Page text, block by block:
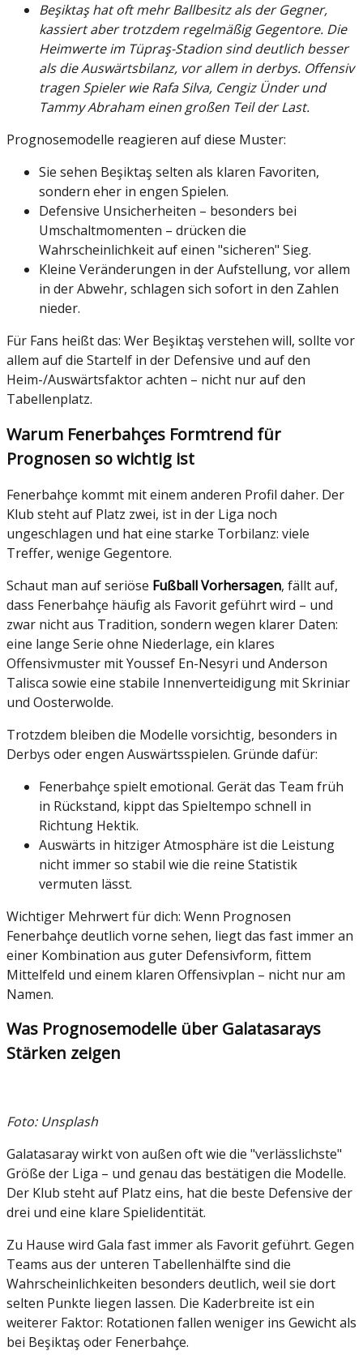
Beşiktaş hat oft mehr Ballbesitz als der Gegner,
kassiert aber trotzdem regelmäßig Gegentore. Die
Heimwerte im Tüpraş-Stadion sind deutlich besser
als die Auswärtsbilanz, vor allem in derbys. Offensiv
tragen Spieler wie Rafa Silva, Cengiz Ünder und
Tammy Abraham einen großen Teil der Last.
Prognosemodelle reagieren auf diese Muster:
Sie sehen Beşiktaş selten als klaren Favoriten,
sondern eher in engen Spielen.
Defensive Unsicherheiten – besonders bei
Umschaltmomenten – drücken die
Wahrscheinlichkeit auf einen "sicheren" Sieg.
Kleine Veränderungen in der Aufstellung, vor allem
in der Abwehr, schlagen sich sofort in den Zahlen
nieder.
Für Fans heißt das: Wer Beşiktaş verstehen will, sollte vor
allem auf die Startelf in der Defensive und auf den
Heim-/Auswärtsfaktor achten – nicht nur auf den
Tabellenplatz.
Warum Fenerbahçes Formtrend für
Prognosen so wichtig ist
Fenerbahçe kommt mit einem anderen Profil daher. Der
Klub steht auf Platz zwei, ist in der Liga noch
ungeschlagen und hat eine starke Torbilanz: viele
Treffer, wenige Gegentore.
Schaut man auf seriöse Fußball Vorhersagen, fällt auf,
dass Fenerbahçe häufig als Favorit geführt wird – und
zwar nicht aus Tradition, sondern wegen klarer Daten:
eine lange Serie ohne Niederlage, ein klares
Offensivmuster mit Youssef En-Nesyri und Anderson
Talisca sowie eine stabile Innenverteidigung mit Skriniar
und Oosterwolde.
Trotzdem bleiben die Modelle vorsichtig, besonders in
Derbys oder engen Auswärtsspielen. Gründe dafür:
Fenerbahçe spielt emotional. Gerät das Team früh
in Rückstand, kippt das Spieltempo schnell in
Richtung Hektik.
Auswärts in hitziger Atmosphäre ist die Leistung
nicht immer so stabil wie die reine Statistik
vermuten lässt.
Wichtiger Mehrwert für dich: Wenn Prognosen
Fenerbahçe deutlich vorne sehen, liegt das fast immer an
einer Kombination aus guter Defensivform, fittem
Mittelfeld und einem klaren Offensivplan – nicht nur am
Namen.
Was Prognosemodelle über Galatasarays
Stärken zeigen
Foto: Unsplash
Galatasaray wirkt von außen oft wie die "verlässlichste"
Größe der Liga – und genau das bestätigen die Modelle.
Der Klub steht auf Platz eins, hat die beste Defensive der
drei und eine klare Spielidentität.
Zu Hause wird Gala fast immer als Favorit geführt. Gegen
Teams aus der unteren Tabellenhälfte sind die
Wahrscheinlichkeiten besonders deutlich, weil sie dort
selten Punkte liegen lassen. Die Kaderbreite ist ein
weiterer Faktor: Rotationen fallen weniger ins Gewicht als
bei Beşiktaş oder Fenerbahçe.